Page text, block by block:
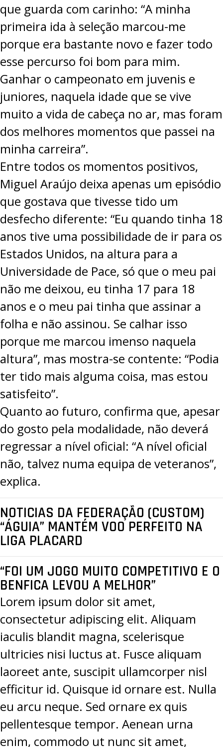
que guarda com carinho: “A minha
primeira ida à seleção marcou-me
porque era bastante novo e fazer todo
esse percurso foi bom para mim.
Ganhar o campeonato em juvenis e
juniores, naquela idade que se vive
muito a vida de cabeça no ar, mas foram
dos melhores momentos que passei na
minha carreira”.
Entre todos os momentos positivos,
Miguel Araújo deixa apenas um episódio
que gostava que tivesse tido um
desfecho diferente: “Eu quando tinha 18
anos tive uma possibilidade de ir para os
Estados Unidos, na altura para a
Universidade de Pace, só que o meu pai
não me deixou, eu tinha 17 para 18
anos e o meu pai tinha que assinar a
folha e não assinou. Se calhar isso
porque me marcou imenso naquela
altura”, mas mostra-se contente: “Podia
ter tido mais alguma coisa, mas estou
satisfeito”.
Quanto ao futuro, confirma que, apesar
do gosto pela modalidade, não deverá
regressar a nível oficial: “A nível oficial
não, talvez numa equipa de veteranos”,
explica.
NOTICIAS DA FEDERAÇÃO (CUSTOM)
“ÁGUIA” MANTÉM VOO PERFEITO NA
LIGA PLACARD
“FOI UM JOGO MUITO COMPETITIVO E O
BENFICA LEVOU A MELHOR”
Lorem ipsum dolor sit amet,
consectetur adipiscing elit. Aliquam
iaculis blandit magna, scelerisque
ultricies nisi luctus at. Fusce aliquam
laoreet ante, suscipit ullamcorper nisl
efficitur id. Quisque id ornare est. Nulla
eu arcu neque. Sed ornare ex quis
pellentesque tempor. Aenean urna
enim, commodo ut nunc sit amet,